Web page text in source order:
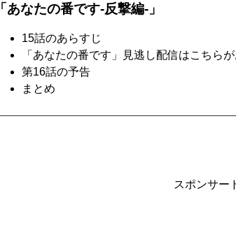
「あなたの番です-反撃編-」
15話のあらすじ
「あなたの番です」見逃し配信はこちらが
第16話の予告
まとめ
スポンサー